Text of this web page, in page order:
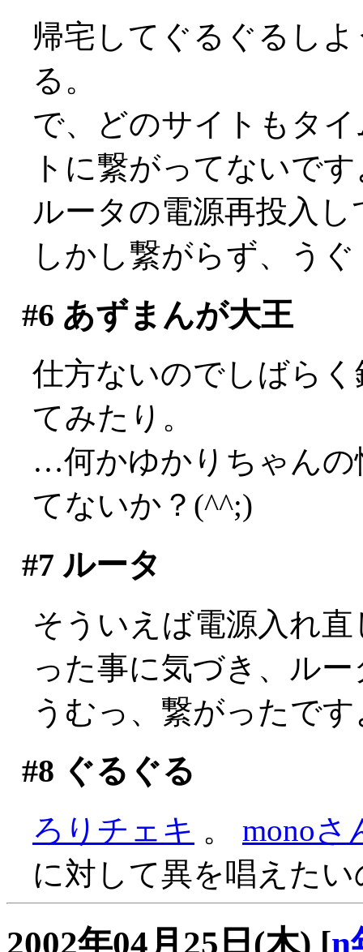
帰宅してぐるぐるし
る。
で、どのサイトもタ
トに繋がってないで
ルータの電源再投入
しかし繋がらず、う
#6 あずまんが大王
仕方ないのでしばら
てみたり。
…何かゆかりちゃんの
てないか？(^^;)
#7 ルータ
そういえば電源入れ
った事に気づき、ル
うむっ、繋がったで
#8 ぐるぐる
ろりチェキ 。 monoさ
に対して異を唱えた
2002年04月25日(木) [n